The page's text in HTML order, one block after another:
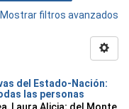
Mostrar filtros avanzados
del Estado-Nación:
las personas